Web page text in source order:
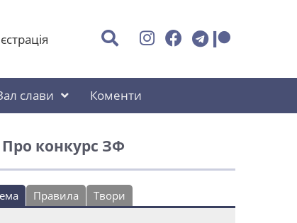
слави Коменти
конкурс ЗФ
Правила Твори